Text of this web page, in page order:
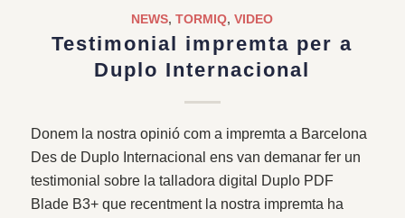
NEWS,TORMIQ,VIDEO
Testimonial impremta per a
Duplo Internacional
Donem la nostra opinió com a impremta a Barcelona
Des de Duplo Internacional ens van demanar fer un
testimonial sobre la talladora digital Duplo PDF
Blade B3+ que recentment la nostra impremta ha